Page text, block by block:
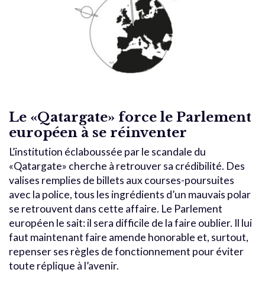
Le «Qatargate» force le Parlement
européen à se réinventer
L’institution éclaboussée par le scandale du
«Qatargate» cherche à retrouver sa crédibilité. Des
valises remplies de billets aux courses-poursuites
avec la police, tous les ingrédients d’un mauvais polar
se retrouvent dans cette affaire. Le Parlement
européen le sait: il sera difficile de la faire oublier. Il lui
faut maintenant faire amende honorable et, surtout,
repenser ses règles de fonctionnement pour éviter
toute réplique à l’avenir.